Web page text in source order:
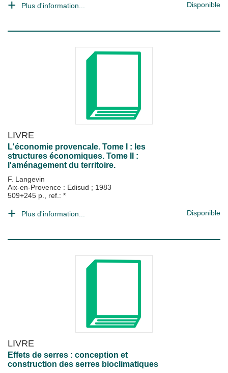
Plus d'information... Disponible
LIVRE
L'économie provencale. Tome I : les
structures économiques. Tome II :
l'aménagement du territoire.
F. Langevin
Aix-en-Provence : Edisud ; 1983
509+245 p., ref.: *
Plus d'information... Disponible
LIVRE
Effets de serres : conception et
construction des serres bioclimatiques